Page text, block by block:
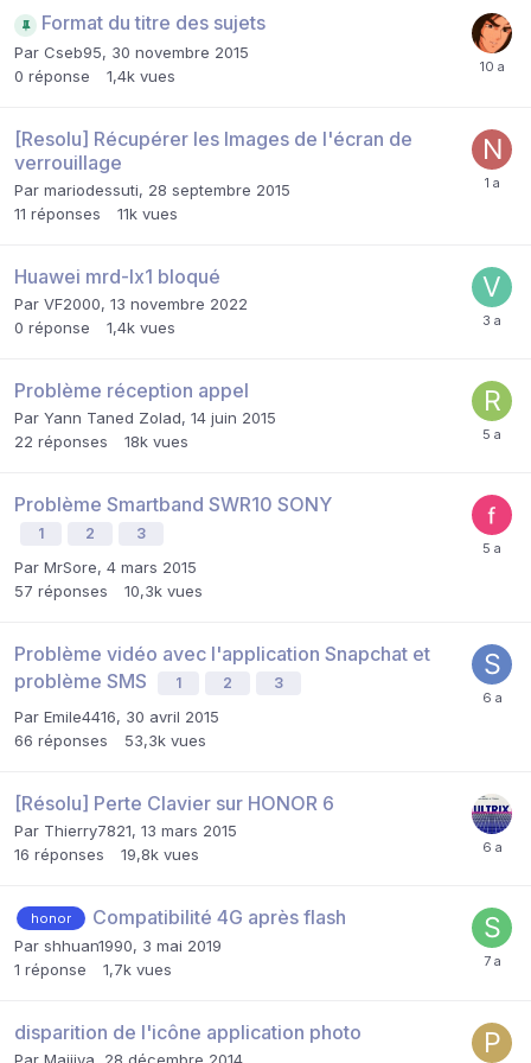
Format du titre des sujets
Par Cseb95, 30 novembre 2015
0 réponse 1,4k vues
[Resolu] Récupérer les Images de l'écran de
verrouillage
Par mariodessuti, 28 septembre 2015
11 réponses 11k vues
Huawei mrd-lx1 bloqué
Par VF2000, 13 novembre 2022
0 réponse 1,4k vues
Problème réception appel
Par Yann Taned Zolad, 14 juin 2015
22 réponses 18k vues
Problème Smartband SWR10 SONY
1 2 3
Par MrSore, 4 mars 2015
57 réponses 10,3k vues
Problème vidéo avec l'application Snapchat et
problème SMS
1 2 3
Par Emile4416, 30 avril 2015
66 réponses 53,3k vues
[Résolu] Perte Clavier sur HONOR 6
Par Thierry7821, 13 mars 2015
16 réponses 19,8k vues
honor Compatibilité 4G après flash
Par shhuan1990, 3 mai 2019
1 réponse 1,7k vues
disparition de l'icône application photo